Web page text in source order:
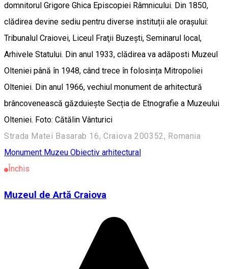
domnitorul Grigore Ghica Episcopiei Râmnicului. Din 1850,
clădirea devine sediu pentru diverse instituții ale orașului:
Tribunalul Craiovei, Liceul Fraţii Buzești, Seminarul local,
Arhivele Statului. Din anul 1933, clădirea va adăposti Muzeul
Olteniei până în 1948, când trece în folosința Mitropoliei
Olteniei. Din anul 1966, vechiul monument de arhitectură
brâncovenească găzduiește Secția de Etnografie a Muzeului
Olteniei. Foto: Cătălin Vânturici
Strada Matei Basarab 16, Craiova 200352, Romania
Monument Muzeu Obiectiv arhitectural
Închis
Muzeul de Artă Craiova